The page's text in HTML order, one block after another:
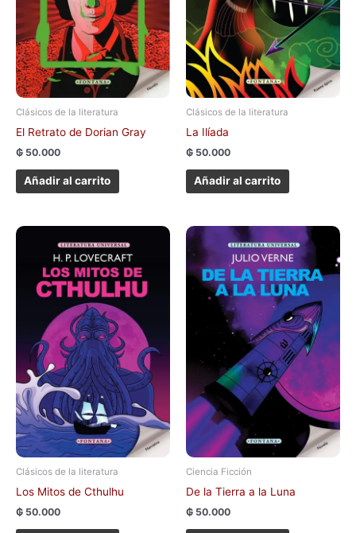
Clásicos de la literatura
El Retrato de Dorian Gray
₲ 50.000
Añadir al carrito
Clásicos de la literatura
La Ilíada
₲ 50.000
Añadir al carrito
Clásicos de la literatura
Los Mitos de Cthulhu
₲ 50.000
Ciencia Ficción
De la Tierra a la Luna
₲ 50.000